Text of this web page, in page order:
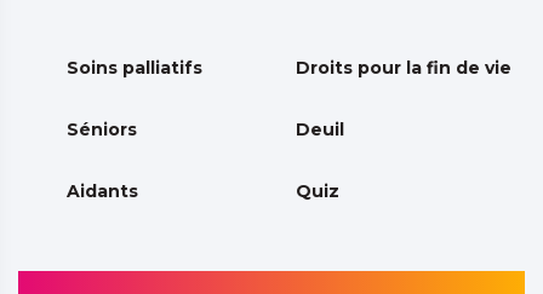
Soins palliatifs Droits pour la fin de vie
Séniors Deuil
Aidants Quiz